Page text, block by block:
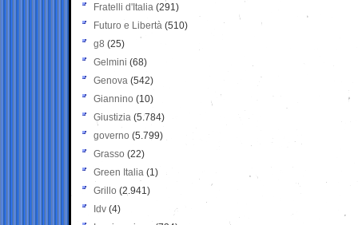
Fratelli d'Italia (291)
Futuro e Libertà (510)
g8 (25)
Gelmini (68)
Genova (542)
Giannino (10)
Giustizia (5.784)
governo (5.799)
Grasso (22)
Green Italia (1)
Grillo (2.941)
Idv (4)